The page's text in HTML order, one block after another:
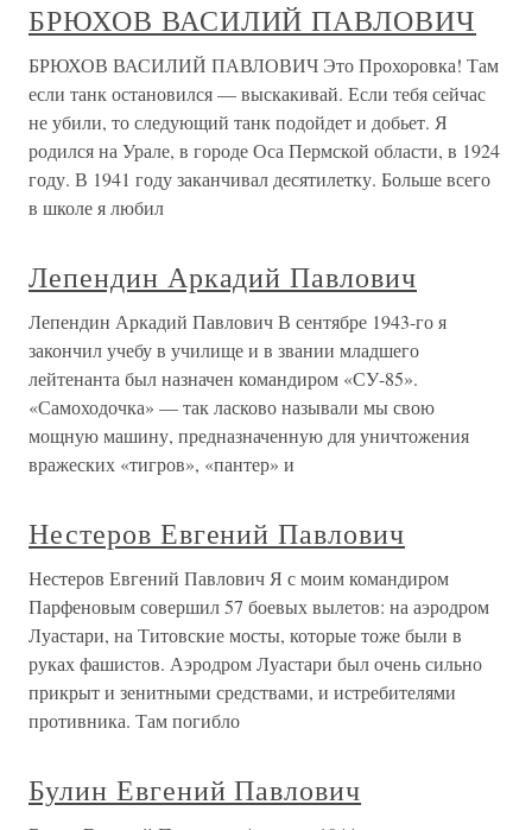
БРЮХОВ ВАСИЛИЙ ПАВЛОВИЧ
БРЮХОВ ВАСИЛИЙ ПАВЛОВИЧ Это Прохоровка! Там
если танк остановился — выскакивай. Если тебя сейчас
не убили, то следующий танк подойдет и добьет. Я
родился на Урале, в городе Оса Пермской области, в 1924
году. В 1941 году заканчивал десятилетку. Больше всего
в школе я любил
Лепендин Аркадий Павлович
Лепендин Аркадий Павлович В сентябре 1943-го я
закончил учебу в училище и в звании младшего
лейтенанта был назначен командиром «СУ-85».
«Самоходочка» — так ласково называли мы свою
мощную машину, предназначенную для уничтожения
вражеских «тигров», «пантер» и
Нестеров Евгений Павлович
Нестеров Евгений Павлович Я с моим командиром
Парфеновым совершил 57 боевых вылетов: на аэродром
Луастари, на Титовские мосты, которые тоже были в
руках фашистов. Аэродром Луастари был очень сильно
прикрыт и зенитными средствами, и истребителями
противника. Там погибло
Булин Евгений Павлович